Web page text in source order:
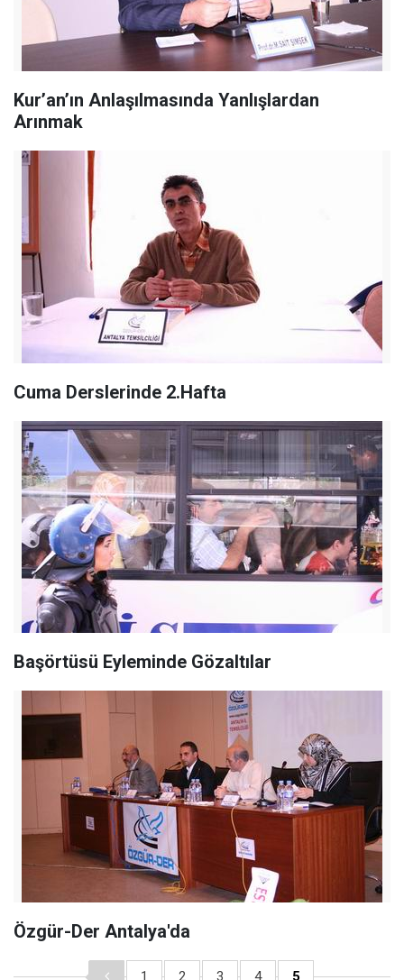
Kur’an’ın Anlaşılmasında Yanlışlardan
Arınmak
Cuma Derslerinde 2.Hafta
Başörtüsü Eyleminde Gözaltılar
Özgür-Der Antalya'da
1 2 3 4 5